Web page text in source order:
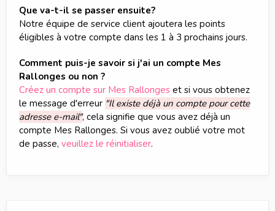
Que va-t-il se passer ensuite?
Notre équipe de service client ajoutera les points
éligibles à votre compte dans les 1 à 3 prochains jours.
Comment puis-je savoir si j'ai un compte Mes
Rallonges ou non ?
Créez un compte sur Mes Rallonges et si vous obtenez
le message d'erreur "Il existe déjà un compte pour cette
adresse e-mail", cela signifie que vous avez déjà un
compte Mes Rallonges. Si vous avez oublié votre mot
de passe, veuillez le réinitialiser.